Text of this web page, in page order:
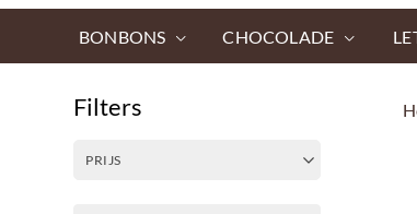
BONBONS CHOCOLADE
Filters
PRIJS